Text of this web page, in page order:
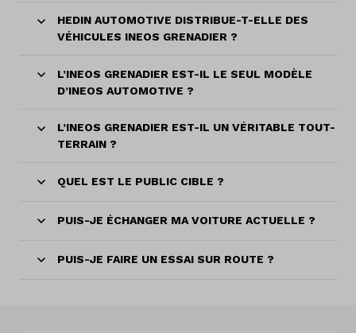
HEDIN AUTOMOTIVE DISTRIBUE-T-ELLE DES
VÉHICULES INEOS GRENADIER ?
L’INEOS GRENADIER EST-IL LE SEUL MODÈLE
D’INEOS AUTOMOTIVE ?
L’INEOS GRENADIER EST-IL UN VÉRITABLE TOUT-
TERRAIN ?
QUEL EST LE PUBLIC CIBLE ?
PUIS-JE ÉCHANGER MA VOITURE ACTUELLE ?
PUIS-JE FAIRE UN ESSAI SUR ROUTE ?